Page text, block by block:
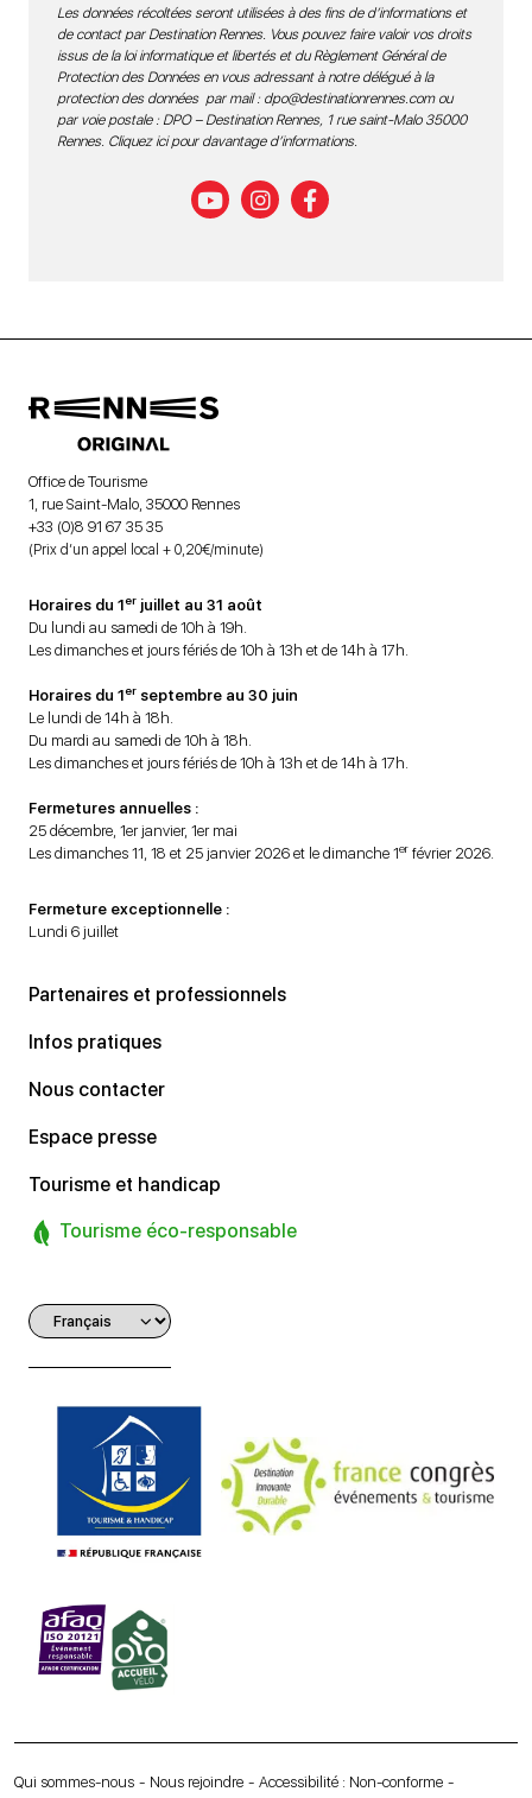
Les données récoltées seront utilisées à des fins de d’informations et
de contact par Destination Rennes. Vous pouvez faire valoir vos droits
issus de la loi informatique et libertés et du Règlement Général de
Protection des Données en vous adressant à notre délégué à la
protection des données par mail : dpo@destinationrennes.comou
par voie postale : DPO – Destination Rennes, 1 rue saint-Malo 35000
Rennes. Cliquez ici pour davantage d’informations.
Office de Tourisme
1, rue Saint-Malo, 35000 Rennes
+33 (0)8 91 67 35 35
(Prix d’un appel local + 0,20€/minute)
Horaires du 1er juillet au 31 août
Du lundi au samedi de 10h à 19h.
Les dimanches et jours fériés de 10h à 13h et de 14h à 17h.
Horaires du 1er septembre au 30 juin
Le lundi de 14h à 18h.
Du mardi au samedi de 10h à 18h.
Les dimanches et jours fériés de 10h à 13h et de 14h à 17h.
Fermetures annuelles :
25 décembre, 1er janvier, 1er mai
Les dimanches 11, 18 et 25 janvier 2026 et le dimanche 1er février 2026.
Fermeture exceptionnelle :
Lundi 6 juillet
Partenaires et professionnels
Infos pratiques
Nous contacter
Espace presse
Tourisme et handicap
Tourisme éco-responsable
Qui sommes-nous Nous rejoindre Accessibilité : Non-conforme